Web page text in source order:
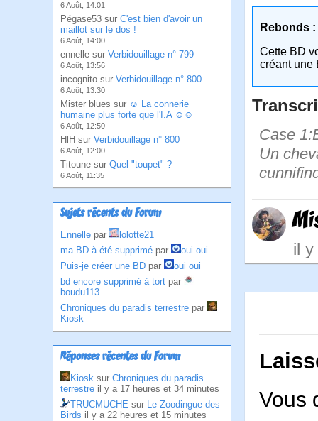
6 Août, 14:01
Pégase53 sur C'est bien d'avoir un
maillot sur le dos !
6 Août, 14:00
ennelle sur Verbidouillage n° 799
6 Août, 13:56
incognito sur Verbidouillage n° 800
6 Août, 13:30
Mister blues sur ☺ La connerie
humaine plus forte que l'I.A ☺☺
6 Août, 12:50
HlH sur Verbidouillage n° 800
6 Août, 12:00
Titoune sur Quel "toupet" ?
6 Août, 11:35
Sujets récents du Forum
Ennelle par
lolotte21
ma BD à été supprimé par
oui oui
Puis-je créer une BD par
oui oui
bd encore supprimé à tort par
boudu113
Chroniques du paradis terrestre par
Kiosk
Réponses récentes du Forum
Kiosk sur Chroniques du paradis
terrestre il y a 17 heures et 34 minutes
TRUCMUCHE sur Le Zoodingue des
Birds il y a 22 heures et 15 minutes
Rebonds :
Cette BD
créant une
Case
Un
il y
Vous